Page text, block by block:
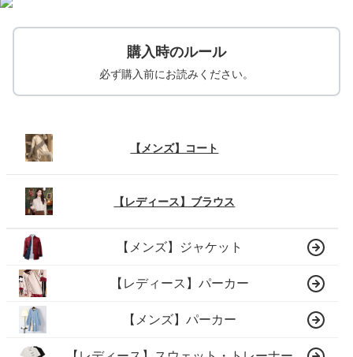
購入時のルール
必ず購入前にお読みください。
【メンズ】コート
【レディース】ブラウス
【メンズ】ジャケット
【レディース】パーカー
【メンズ】パーカー